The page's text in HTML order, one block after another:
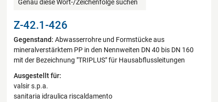
Genau diese Wort-/Zeichenfolge suchen
Z-42.1-426
Gegenstand: Abwasserrohre und Formstücke aus
mineralverstärktem PP in den Nennweiten DN 40 bis DN 160
mit der Bezeichnung "TRIPLUS" für Hausabflussleitungen
Ausgestellt für:
valsir s.p.a.
sanitaria idraulica riscaldamento